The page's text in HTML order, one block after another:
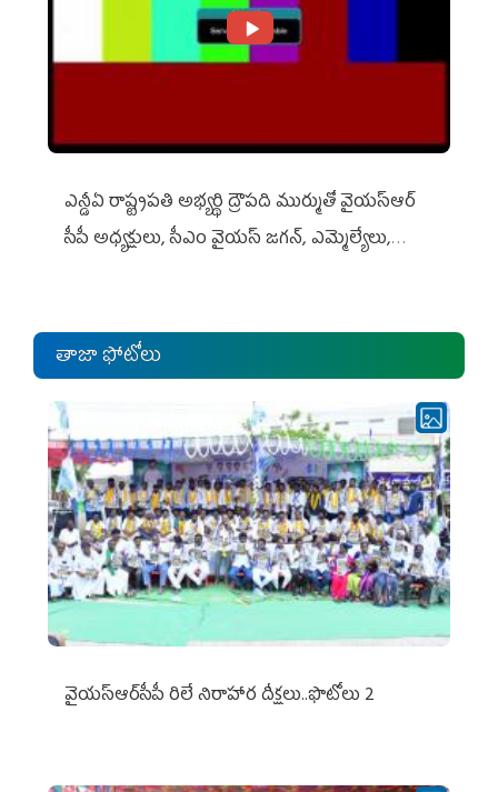
ఎన్డీఏ రాష్ట్ర‌ప‌తి అభ్య‌ర్థి ద్రౌప‌ది ముర్ముతో వైయ‌స్ఆర్
సీపీ అధ్య‌క్షులు, సీఎం వైయ‌స్ జ‌గ‌న్, ఎమ్మెల్యేలు,
తాజా ఫోటోలు
వైయ‌స్ఆర్‌సీపీ రిలే నిరాహార దీక్షలు..ఫొటోలు 2